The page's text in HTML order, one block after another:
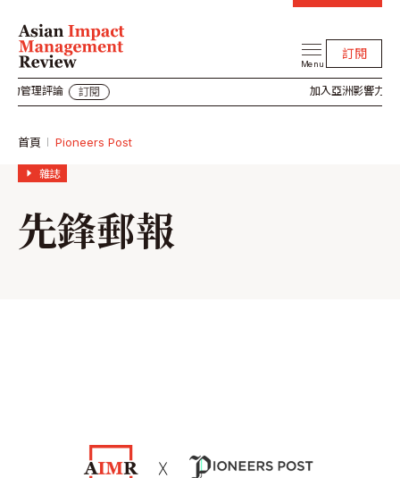
Menu
訂閱
理評論 訂閱 加入亞洲影響力管理評
首頁 Pioneers Post
雜誌
先鋒郵報